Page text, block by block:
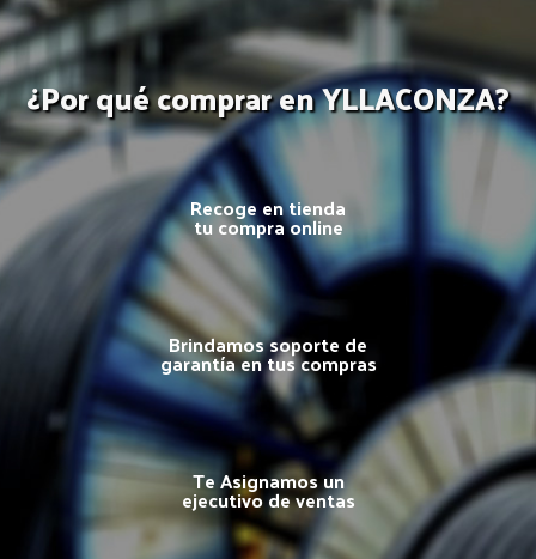
¿Por qué comprar en YLLACONZA?
Recoge en tienda
tu compra online
Brindamos soporte de
garantía en tus compras
Te Asignamos un
ejecutivo de ventas